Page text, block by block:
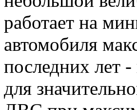
работает на
автомобиля
последних лет
для